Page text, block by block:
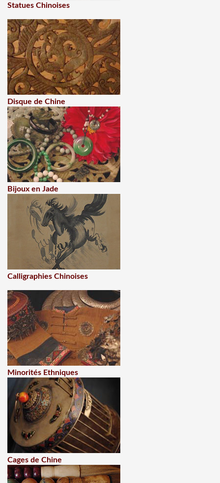
Statues Chinoises
Disque de Chine
Bijoux en Jade
Calligraphies Chinoises
Minorités Ethniques
Cages de Chine